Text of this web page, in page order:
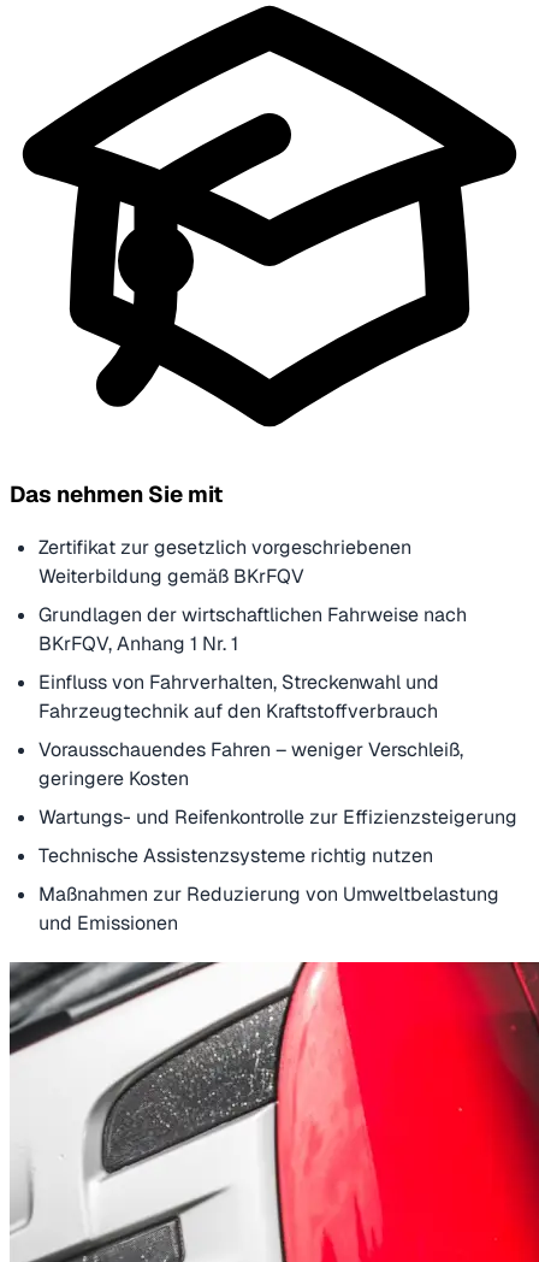
Das nehmen Sie mit
Zertifikat zur gesetzlich vorgeschriebenen
Weiterbildung gemäß BKrFQV
Grundlagen der wirtschaftlichen Fahrweise nach
BKrFQV, Anhang 1 Nr. 1
Einfluss von Fahrverhalten, Streckenwahl und
Fahrzeugtechnik auf den Kraftstoffverbrauch
Vorausschauendes Fahren – weniger Verschleiß,
geringere Kosten
Wartungs- und Reifenkontrolle zur Effizienzsteigerung
Technische Assistenzsysteme richtig nutzen
Maßnahmen zur Reduzierung von Umweltbelastung
und Emissionen